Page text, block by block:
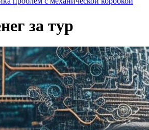
за тур